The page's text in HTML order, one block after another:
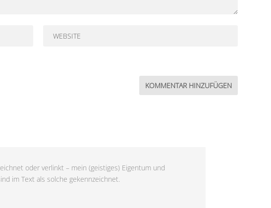
oder verlinkt – mein (geistiges) Eigentum und
im Text als solche gekennzeichnet.